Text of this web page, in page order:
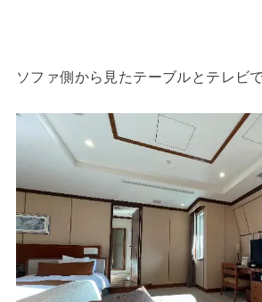
ソファ側から見たテーブルとテレビで